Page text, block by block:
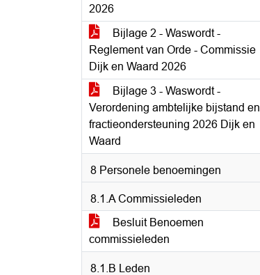
2026
Bijlage 2 - Waswordt -
Reglement van Orde - Commissie
Dijk en Waard 2026
Bijlage 3 - Waswordt -
Verordening ambtelijke bijstand en
fractieondersteuning 2026 Dijk en
Waard
8 Personele benoemingen
8.1.A Commissieleden
Besluit Benoemen
commissieleden
8.1.B Leden